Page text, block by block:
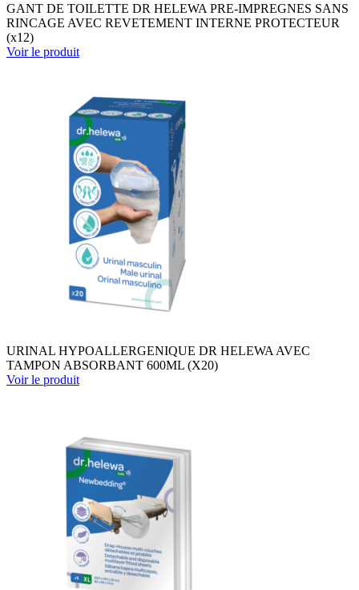
GANT DE TOILETTE DR HELEWA PRE-IMPREGNES SANS
RINCAGE AVEC REVETEMENT INTERNE PROTECTEUR
(x12)
Voir le produit
URINAL HYPOALLERGENIQUE DR HELEWA AVEC
TAMPON ABSORBANT 600ML (X20)
Voir le produit